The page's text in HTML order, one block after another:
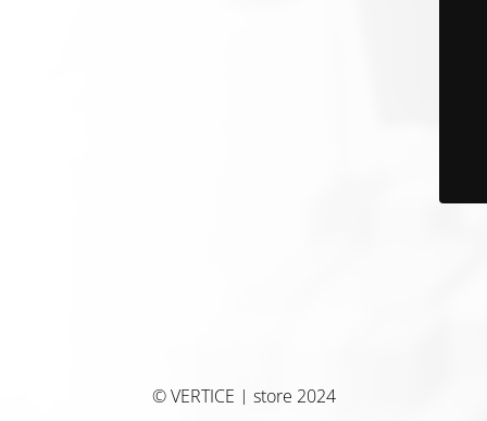
© VERTICE | store 2024